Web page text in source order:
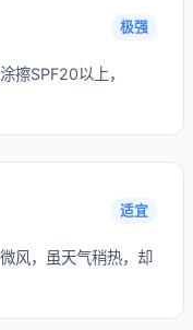
极强
擦SPF20以上，
适宜
风，虽天气稍热，却